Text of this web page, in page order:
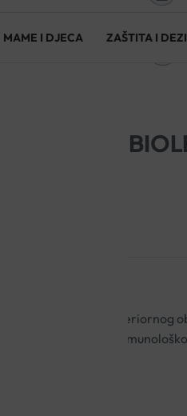
MAME I DJECA ZAŠTITA I
A30
kvasca EpiCor®, superiornog
funkcioniranje